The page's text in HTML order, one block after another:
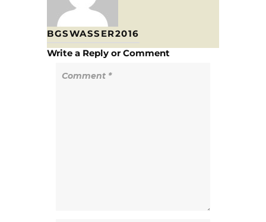
BGSWASSER2016
Write a Reply or Comment